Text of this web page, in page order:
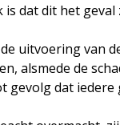
dat dit het geval
uitvoering van
alsmede de
dat